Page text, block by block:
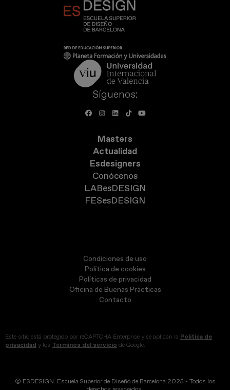
Síguenos:
Masters
Actualidad
Esdesigners
Conócenos
LABesDESIGN
FESesDESIGN
Condiciones de uso
Política de cookies
Políticas de privacidad
Oficina de Buenas Prácticas
Contacto
Este sitio está protegido por reCAPTCHA Enterprise y se aplican la Política de
privacidad y los Términos del servicio de Google.
© ESDESIGN. Escuela Superior de Diseño de Barcelona 2025 - Todos los